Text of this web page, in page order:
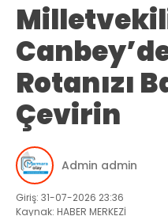
Rotanızı
Çevirin
Admin admin
Giriş: 31-07-2026 23:36
Kaynak: HABER MERKEZİ